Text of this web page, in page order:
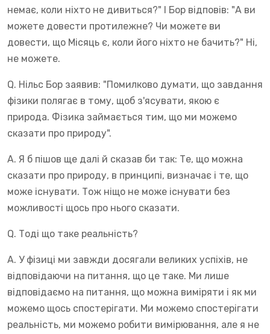
немає, коли ніхто не дивиться?" І Бор відповів: "А ви
можете довести протилежне? Чи можете ви
довести, що Місяць є, коли його ніхто не бачить?" Ні,
не можете.
Q. Нільс Бор заявив: "Помилково думати, що завдання
фізики полягає в тому, щоб з'ясувати, якою є
природа. Фізика займається тим, що ми можемо
сказати про природу".
A. Я б пішов ще далі й сказав би так: Те, що можна
сказати про природу, в принципі, визначає і те, що
може існувати. Тож ніщо не може існувати без
можливості щось про нього сказати.
Q. Тоді що таке реальність?
A. У фізиці ми завжди досягали великих успіхів, не
відповідаючи на питання, що це таке. Ми лише
відповідаємо на питання, що можна виміряти і як ми
можемо щось спостерігати. Ми можемо спостерігати
реальність, ми можемо робити вимірювання, але я не